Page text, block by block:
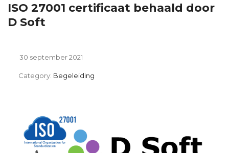
ISO 27001 certificaat behaald door
D Soft
30 september 2021
Category: Begeleiding